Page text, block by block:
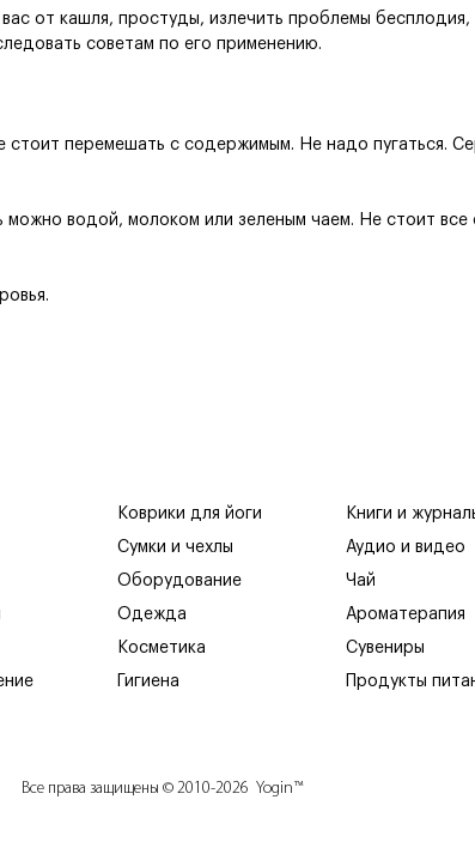
от кашля, простуды, излечить проблемы бесплодия,
советам по его применению.
стоит перемешать с содержимым. Не надо пугаться.
водой, молоком или зеленым чаем. Не стоит все
Коврики для йоги
Сумки и чехлы
Оборудование
Одежда
Косметика
Гигиена
Книги и
Аудио и видео
Чай
Ароматерапия
Сувениры
Продукты
Все права защищены © 2010-2026 Yogin™